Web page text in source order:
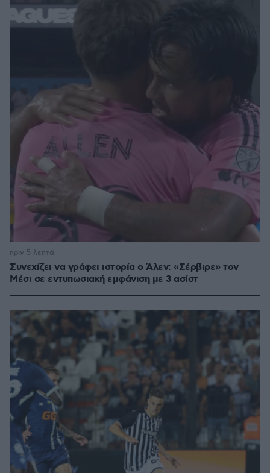
Συνεχίζει να γράφει ιστορία ο Άλεν: «Σέρβιρε» τον
Μέσι σε εντυπωσιακή εμφάνιση με 3 ασίστ
πριν 5 λεπτά